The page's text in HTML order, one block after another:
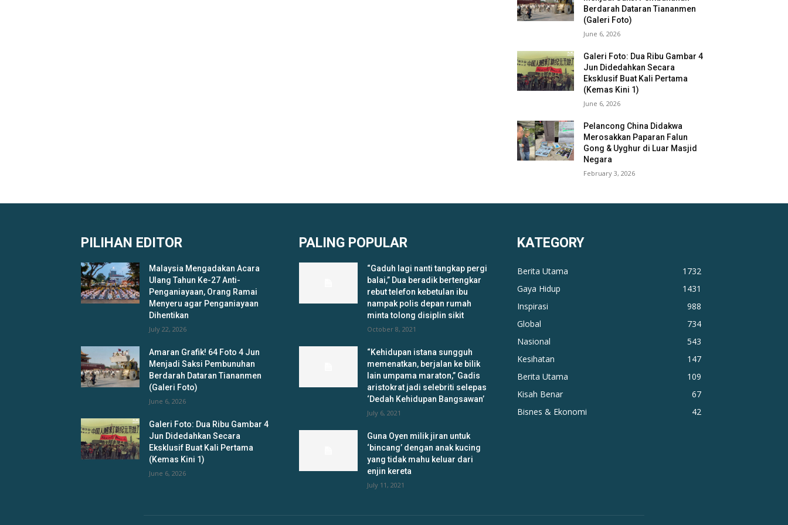
Berdarah Dataran Tiananmen
(Galeri Foto)
June 6, 2026
Galeri Foto: Dua Ribu Gambar 4
Jun Didedahkan Secara
Eksklusif Buat Kali Pertama
(Kemas Kini 1)
June 6, 2026
Pelancong China Didakwa
Merosakkan Paparan Falun
Gong & Uyghur di Luar Masjid
Negara
February 3, 2026
PILIHAN EDITOR
Malaysia Mengadakan Acara
Ulang Tahun Ke-27 Anti-
Penganiayaan, Orang Ramai
Menyeru agar Penganiayaan
Dihentikan
July 22, 2026
Amaran Grafik! 64 Foto 4 Jun
Menjadi Saksi Pembunuhan
Berdarah Dataran Tiananmen
(Galeri Foto)
June 6, 2026
Galeri Foto: Dua Ribu Gambar 4
Jun Didedahkan Secara
Eksklusif Buat Kali Pertama
(Kemas Kini 1)
June 6, 2026
PALING POPULAR
“Gaduh lagi nanti tangkap pergi
balai,” Dua beradik bertengkar
rebut telefon kebetulan ibu
nampak polis depan rumah
minta tolong disiplin sikit
October 8, 2021
“Kehidupan istana sungguh
memenatkan, berjalan ke bilik
lain umpama maraton,” Gadis
aristokrat jadi selebriti selepas
‘Dedah Kehidupan Bangsawan’
July 6, 2021
Guna Oyen milik jiran untuk
‘bincang’ dengan anak kucing
yang tidak mahu keluar dari
enjin kereta
July 11, 2021
KATEGORY
Berita Utama
1732
Gaya Hidup
1431
Inspirasi
988
Global
734
Nasional
543
Kesihatan
147
Berita Utama
109
Kisah Benar
67
Bisnes & Ekonomi
42